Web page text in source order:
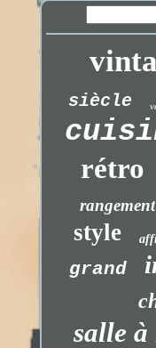
siècle
rétro
rangement
style
grand
salle à